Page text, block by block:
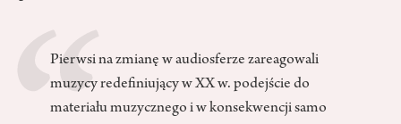
Pierwsi na zmianę w audiosferze zareagowali
muzycy redefiniujący w XX w. podejście do
materiału muzycznego i w konsekwencji samo